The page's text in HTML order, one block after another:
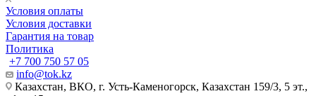
Условия оплаты
Условия доставки
Гарантия на товар
Политика
+7 700 750 57 05
info@tok.kz
Казахстан, ВКО, г. Усть-Каменогорск, Казахстан 159/3, 5 эт.,